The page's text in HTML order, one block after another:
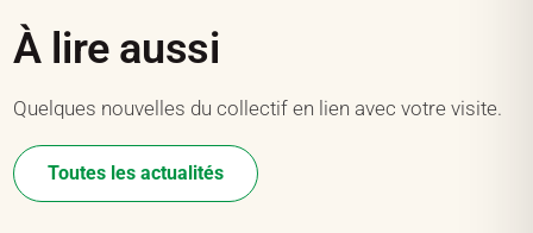
À lire aussi
Quelques nouvelles du collectif en lien avec votre visite.
Toutes les actualités